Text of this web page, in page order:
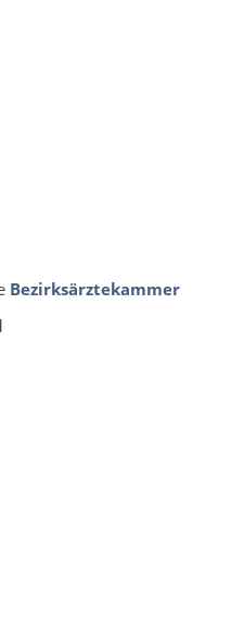
Bezirksärztekammer